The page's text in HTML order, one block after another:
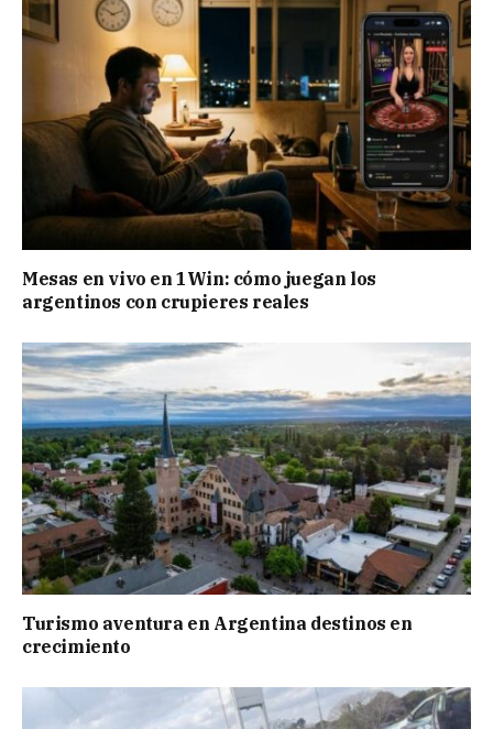
Mesas en vivo en 1Win: cómo juegan los
argentinos con crupieres reales
Turismo aventura en Argentina destinos en
crecimiento